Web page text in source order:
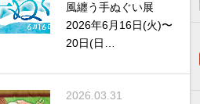
風纏う手ぬぐい展
2026年6月16日(火)〜
20日(日…
2026.03.31